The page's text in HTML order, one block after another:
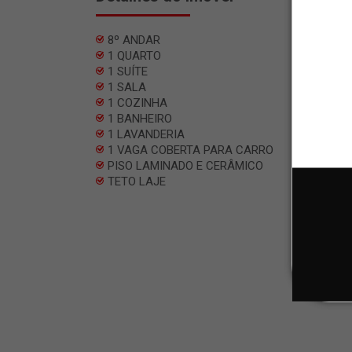
8º ANDAR
1 QUARTO
1 SUÍTE
1 SALA
1 COZINHA
1 BANHEIRO
1 LAVANDERIA
1 VAGA COBERTA PARA CARRO
PISO LAMINADO E CERÂMICO
TETO LAJE